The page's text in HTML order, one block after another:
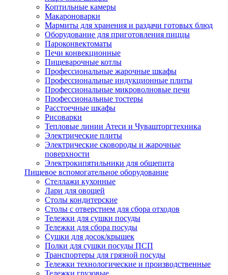
Коптильные камеры
Макароноварки
Мармиты для хранения и раздачи готовых блюд
Оборудование для приготовления пиццы
Пароконвектоматы
Печи конвекционные
Пищеварочные котлы
Профессиональные жарочные шкафы
Профессиональные индукционные плиты
Профессиональные микроволновые печи
Профессиональные тостеры
Расстоечные шкафы
Рисоварки
Тепловые линии Атеси и Чувашторгтехника
Электрические плиты
Электрические сковороды и жарочные
поверхности
Электрокипятильники для общепита
Пищевое вспомогательное оборудование
Стеллажи кухонные
Лари для овощей
Столы кондитерские
Столы с отверстием для сбора отходов
Тележки для сушки посуды
Тележки для сбора посуды
Сушки для досок/крышек
Полки для сушки посуды ПСП
Транспортеры для грязной посуды
Тележки технологические и производственные
Тележки грузовые